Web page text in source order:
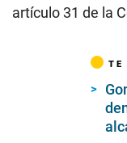
artículo 31 de la
TE